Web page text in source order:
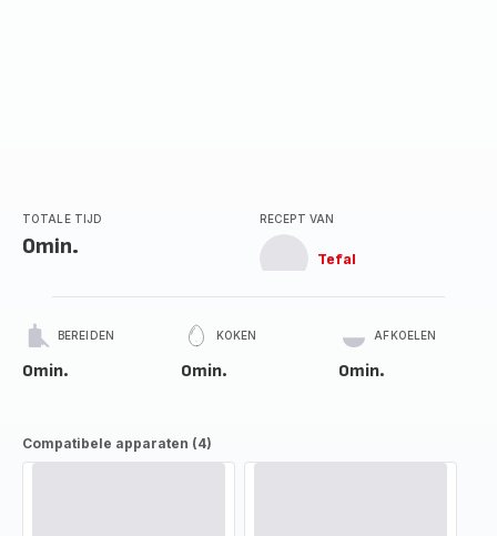
TOTALE TIJD
0min.
RECEPT VAN
Tefal
BEREIDEN
0min.
KOKEN
0min.
AFKOELEN
0min.
Compatibele apparaten (4)